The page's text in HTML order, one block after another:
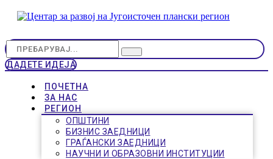
ДАДЕТЕ ИДЕЈА
ПОЧЕТНА
ЗА НАС
РЕГИОН
ОПШТИНИ
БИЗНИС ЗАЕДНИЦИ
ГРАЃАНСКИ ЗАЕДНИЦИ
НАУЧНИ И ОБРАЗОВНИ ИНСТИТУЦИИ